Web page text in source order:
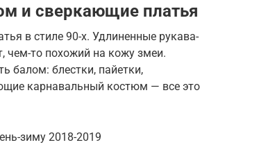
и сверкающие платья
в стиле 90-х. Удлиненные рукава-
чем-то похожий на кожу змеи.
балом: блестки, пайетки,
карнавальный костюм — все это
зиму 2018-2019